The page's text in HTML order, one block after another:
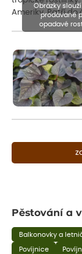
Ameriky. Patří do
Obrázky
prodávané
opadavé
Rostliny
Pěstování a
Balkonovky a
Povíjnice